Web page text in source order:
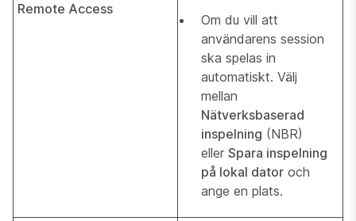
Remote Access
Om du vill att
användarens session
ska spelas in
automatiskt. Välj
mellan
Nätverksbaserad
inspelning (NBR)
eller Spara inspelning
på lokal dator och
ange en plats.